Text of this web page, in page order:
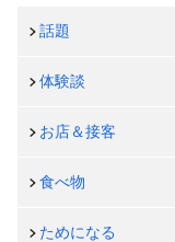
話題
体験談
お店＆接客
食べ物
ためになる